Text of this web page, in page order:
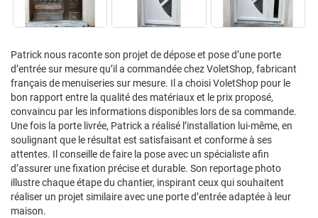
Patrick nous raconte son projet de dépose et pose d’une porte
d’entrée sur mesure qu’il a commandée chez VoletShop, fabricant
français de menuiseries sur mesure. Il a choisi VoletShop pour le
bon rapport entre la qualité des matériaux et le prix proposé,
convaincu par les informations disponibles lors de sa commande.
Une fois la porte livrée, Patrick a réalisé l’installation lui-même, en
soulignant que le résultat est satisfaisant et conforme à ses
attentes. Il conseille de faire la pose avec un spécialiste afin
d’assurer une fixation précise et durable. Son reportage photo
illustre chaque étape du chantier, inspirant ceux qui souhaitent
réaliser un projet similaire avec une porte d’entrée adaptée à leur
maison.